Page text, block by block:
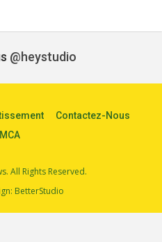
@heystudio
Contactez-Nous
All Rights Reserved.
BetterStudio